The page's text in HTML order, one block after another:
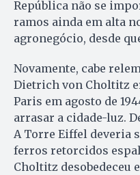
República não se
ramos ainda em alta
agronegócio, desde
Novamente, cabe
Dietrich von Choltitz
Paris em agosto de
arrasar a cidade-luz.
A Torre Eiffel deveria
ferros retorcidos
Choltitz desobedeceu